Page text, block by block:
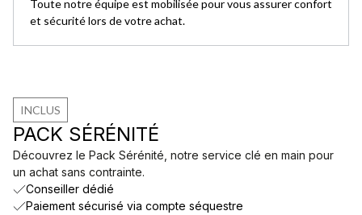
Toute notre équipe est mobilisée pour vous assurer confort
et sécurité lors de votre achat.
INCLUS
PACK SÉRÉNITÉ
Découvrez le Pack Sérénité, notre service clé en main pour
un achat sans contrainte.
Conseiller dédié
Paiement sécurisé via compte séquestre